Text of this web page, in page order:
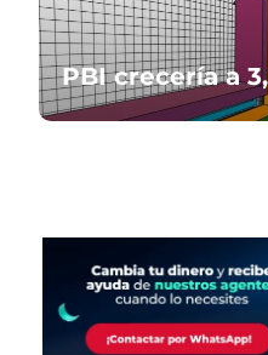
PBI crecería a